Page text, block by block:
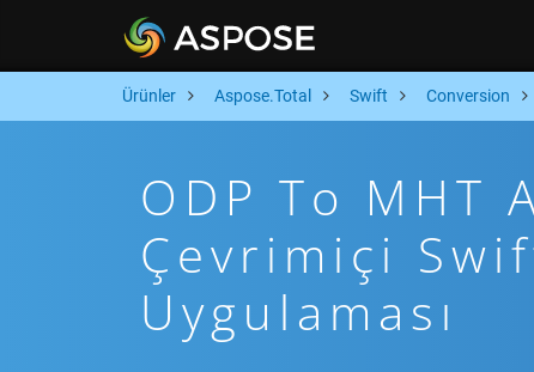
Ürünler Aspose.Total Swift Conversion
ODP To MHT
Çevrimiçi
Uygulaması